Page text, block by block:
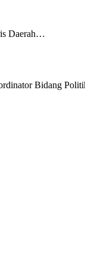
Daerah…
Bidang